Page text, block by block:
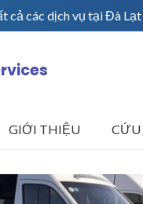
cả các dịch vụ tại Đà Lạt
GIỚI THIỆU CỨU